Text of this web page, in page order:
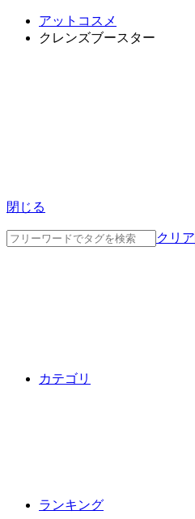
アットコスメ
クレンズブースター
閉じる
クリア
カテゴリ
ランキング